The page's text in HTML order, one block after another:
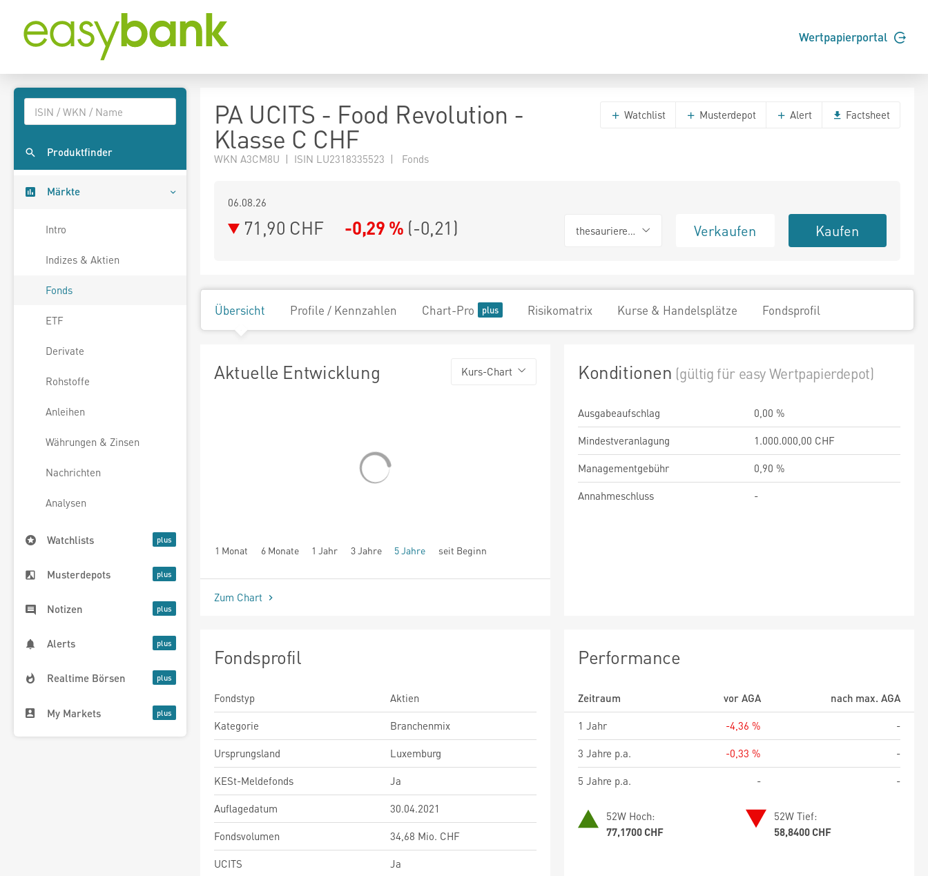
Wertpapierportal
Produktfinder
Märkte
Intro
Indizes & Aktien
Fonds
ETF
Derivate
Rohstoffe
Anleihen
Währungen & Zinsen
Nachrichten
Analysen
Watchlists
Musterdepots
Notizen
Alerts
Realtime Börsen
My Markets
PA UCITS - Food Revolution -
Klasse C CHF
WKN A3CM8U | ISIN LU2318335523 | Fonds
Watchlist Musterdepot Alert Factsheet
06.08.26
71,90 CHF -0,29 % (-0,21) thesaurierend Verkaufen Kaufen
Übersicht Profile / Kennzahlen Chart-Pro Risikomatrix Kurse & Handelsplätze Fondsprofil
Aktuelle Entwicklung Kurs-Chart
1 Monat 6 Monate 1 Jahr 3 Jahre 5 Jahre seit Beginn
Zum Chart
Konditionen (gültig für easy Wertpapierdepot)
Ausgabeaufschlag
0,00 %
Mindestveranlagung
1.000.000,00 CHF
Managementgebühr
0,90 %
Annahmeschluss
-
Fondsprofil
Fondstyp
Aktien
Kategorie
Branchenmix
Ursprungsland
Luxemburg
KESt-Meldefonds
Ja
Auflagedatum
30.04.2021
Fondsvolumen
34,68 Mio. CHF
UCITS
Ja
Performance
Zeitraum vor AGA
nach max. AGA
1 Jahr
-4,36 %
-
3 Jahre p.a.
-0,33 %
-
5 Jahre p.a.
- -
52W Hoch:
77,1700 CHF
52W Tief:
58,8400 CHF